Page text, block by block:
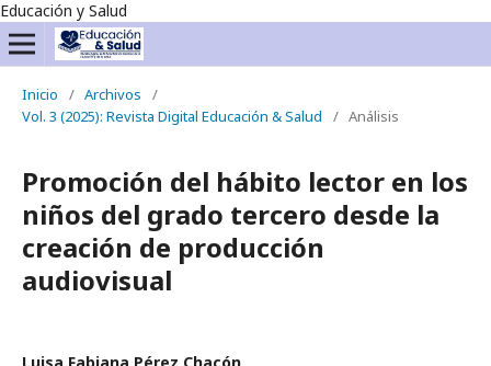
Educación y Salud
Inicio / Archivos
/
Vol. 3 (2025): Revista Digital Educación & Salud
/ Análisis
Promoción del hábito lector en los
niños del grado tercero desde la
creación de producción
audiovisual